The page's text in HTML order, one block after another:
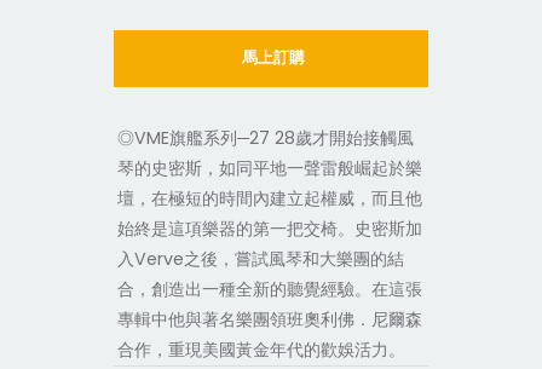
馬上訂購
◎VME旗艦系列─27 28歲才開始接觸風
琴的史密斯，如同平地一聲雷般崛起於樂
壇，在極短的時間內建立起權威，而且他
始終是這項樂器的第一把交椅。史密斯加
入Verve之後，嘗試風琴和大樂團的結
合，創造出一種全新的聽覺經驗。在這張
專輯中他與著名樂團領班奧利佛．尼爾森
合作，重現美國黃金年代的歡娛活力。